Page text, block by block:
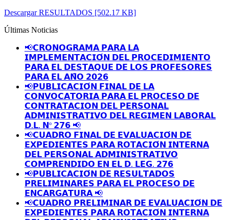
Descargar RESULTADOS [502.17 KB]
Últimas Noticias
📢𝗖𝗥𝗢𝗡𝗢𝗚𝗥𝗔𝗠𝗔 𝗣𝗔𝗥𝗔 𝗟𝗔
𝗜𝗠𝗣𝗟𝗘𝗠𝗘𝗡𝗧𝗔𝗖𝗜𝗢́𝗡 𝗗𝗘𝗟 𝗣𝗥𝗢𝗖𝗘𝗗𝗜𝗠𝗜𝗘𝗡𝗧𝗢
𝗣𝗔𝗥𝗔 𝗘𝗟 𝗗𝗘𝗦𝗧𝗔𝗤𝗨𝗘 𝗗𝗘 𝗟𝗢𝗦 𝗣𝗥𝗢𝗙𝗘𝗦𝗢𝗥𝗘𝗦
𝗣𝗔𝗥𝗔 𝗘𝗟 𝗔𝗡̃𝗢 𝟮𝟬𝟮𝟲
📢𝗣𝗨𝗕𝗟𝗜𝗖𝗔𝗖𝗜𝗢́𝗡 𝗙𝗜𝗡𝗔𝗟 𝗗𝗘 𝗟𝗔
𝗖𝗢𝗡𝗩𝗢𝗖𝗔𝗧𝗢𝗥𝗜𝗔 𝗣𝗔𝗥𝗔 𝗘𝗟 𝗣𝗥𝗢𝗖𝗘𝗦𝗢 𝗗𝗘
𝗖𝗢𝗡𝗧𝗥𝗔𝗧𝗔𝗖𝗜𝗢𝗡 𝗗𝗘𝗟 𝗣𝗘𝗥𝗦𝗢𝗡𝗔𝗟
𝗔𝗗𝗠𝗜𝗡𝗜𝗦𝗧𝗥𝗔𝗧𝗜𝗩𝗢 𝗗𝗘𝗟 𝗥𝗘𝗚𝗜𝗠𝗘𝗡 𝗟𝗔𝗕𝗢𝗥𝗔𝗟
𝗗.𝗟. 𝗡º 𝟮𝟳𝟲 📢
📢𝗖𝗨𝗔𝗗𝗥𝗢 𝗙𝗜𝗡𝗔𝗟 𝗗𝗘 𝗘𝗩𝗔𝗟𝗨𝗔𝗖𝗜𝗢́𝗡 𝗗𝗘
𝗘𝗫𝗣𝗘𝗗𝗜𝗘𝗡𝗧𝗘𝗦 𝗣𝗔𝗥𝗔 𝗥𝗢𝗧𝗔𝗖𝗜𝗢́𝗡 𝗜𝗡𝗧𝗘𝗥𝗡𝗔
𝗗𝗘𝗟 𝗣𝗘𝗥𝗦𝗢𝗡𝗔𝗟 𝗔𝗗𝗠𝗜𝗡𝗜𝗦𝗧𝗥𝗔𝗧𝗜𝗩𝗢
𝗖𝗢𝗠𝗣𝗥𝗘𝗡𝗗𝗜𝗗𝗢 𝗘𝗡 𝗘𝗟 𝗗. 𝗟𝗘𝗚. 𝟮𝟳𝟲
📢𝗣𝗨𝗕𝗟𝗜𝗖𝗔𝗖𝗜𝗢́𝗡 𝗗𝗘 𝗥𝗘𝗦𝗨𝗟𝗧𝗔𝗗𝗢𝗦
𝗣𝗥𝗘𝗟𝗜𝗠𝗜𝗡𝗔𝗥𝗘𝗦 𝗣𝗔𝗥𝗔 𝗘𝗟 𝗣𝗥𝗢𝗖𝗘𝗦𝗢 𝗗𝗘
𝗘𝗡𝗖𝗔𝗥𝗚𝗔𝗧𝗨𝗥𝗔 📢
📢𝗖𝗨𝗔𝗗𝗥𝗢 𝗣𝗥𝗘𝗟𝗜𝗠𝗜𝗡𝗔𝗥 𝗗𝗘 𝗘𝗩𝗔𝗟𝗨𝗔𝗖𝗜𝗢́𝗡 𝗗𝗘
𝗘𝗫𝗣𝗘𝗗𝗜𝗘𝗡𝗧𝗘𝗦 𝗣𝗔𝗥𝗔 𝗥𝗢𝗧𝗔𝗖𝗜𝗢́𝗡 𝗜𝗡𝗧𝗘𝗥𝗡𝗔